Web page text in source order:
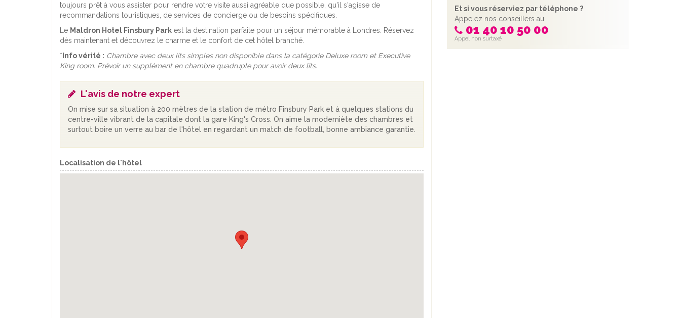
Et si vous réserviez par téléphone ?
Appelez nos conseillers au
01 40 10 50 00
Appel non surtaxé
toujours prêt à vous assister pour rendre votre visite aussi agréable que possible, qu'il s'agisse de
recommandations touristiques, de services de concierge ou de besoins spécifiques.
Le Maldron Hotel Finsbury Park est la destination parfaite pour un séjour mémorable à Londres. Réservez
dès maintenant et découvrez le charme et le confort de cet hôtel branché.
* Info vérité : Chambre avec deux lits simples non disponible dans la catégorie Deluxe room et Executive
King room. Prévoir un supplément en chambre quadruple pour avoir deux lits.
L'avis de notre expert
On mise sur sa situation à 200 mètres de la station de métro Finsbury Park et à quelques stations du
centre-ville vibrant de la capitale dont la gare King's Cross. On aime la moderniète des chambres et
surtout boire un verre au bar de l'hôtel en regardant un match de football, bonne ambiance garantie.
Localisation de l'hôtel